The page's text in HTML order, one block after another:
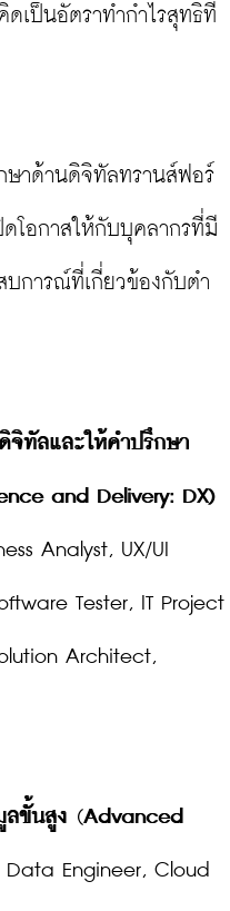
เป็นอัตราทำกำไรสุทธิที่
ษาด้านดิจิทัลทรานส์ฟอร์
โอกาสให้กับบุคลากรที่มี
บการณ์ที่เกี่ยวข้องกับตำ
จิทัลและให้คำปรึกษา
and Delivery: DX)
Analyst, UX/UI
Tester, IT Project
Architect,
ลขั้นสูง (Advanced
Engineer, Cloud